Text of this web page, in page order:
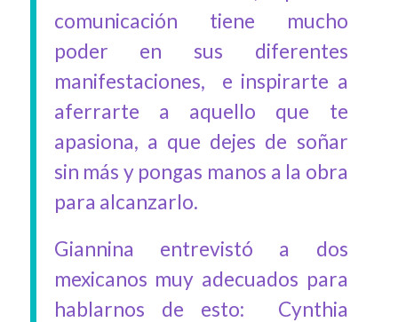
comunicación tiene mucho
poder en sus diferentes
manifestaciones, e inspirarte a
aferrarte a aquello que te
apasiona, a que dejes de soñar
sin más y pongas manos a la obra
para alcanzarlo.
Giannina entrevistó a dos
mexicanos muy adecuados para
hablarnos de esto: Cynthia